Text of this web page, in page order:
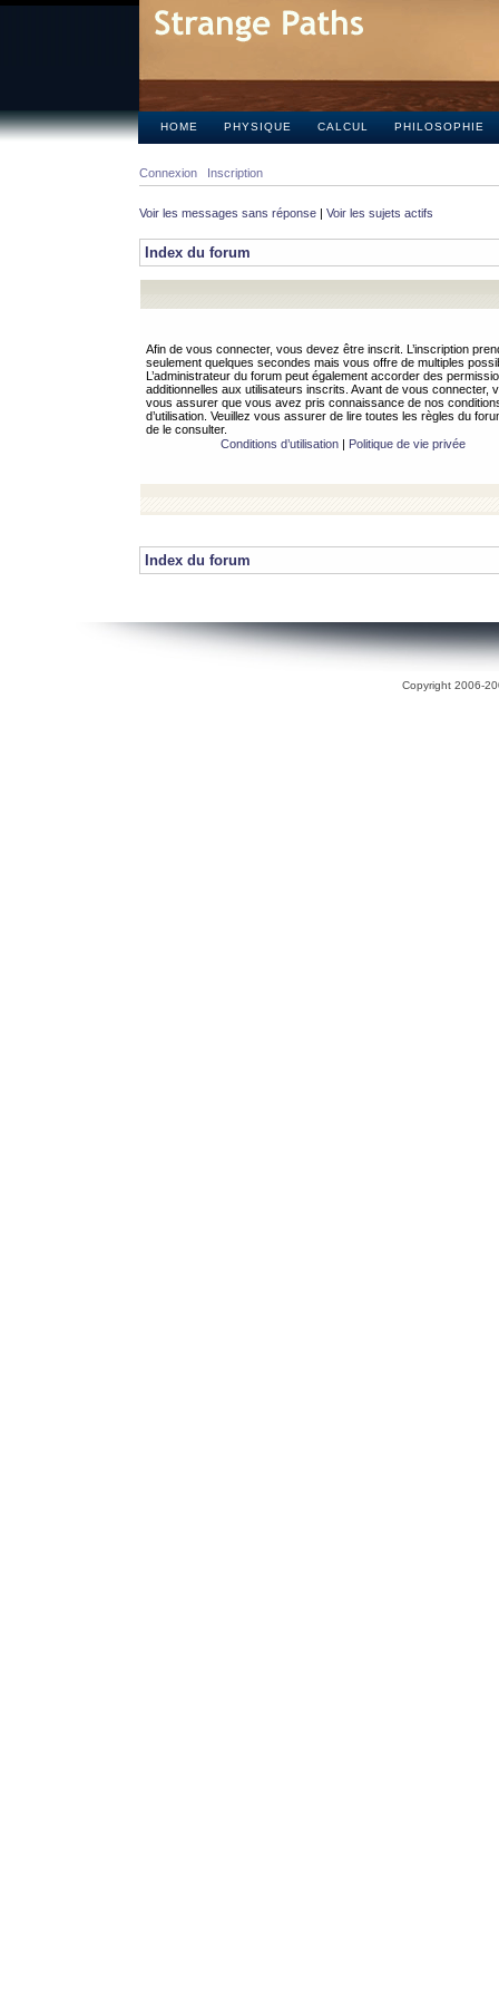
HOME PHYSIQUE CALCUL PHILOSOPHIE
Connexion Inscription
Voir les messages sans réponse | Voir les sujets actifs
Index du forum
Afin de vous connecter, vous devez être inscrit. L’inscription
seulement quelques secondes mais vous offre de multiples
L’administrateur du forum peut également accorder des
additionnelles aux utilisateurs inscrits. Avant de vous connecter,
vous assurer que vous avez pris connaissance de nos
d’utilisation. Veuillez vous assurer de lire toutes les règles du
de le consulter.
Conditions d’utilisation| Politique de vie privée
Index du forum
Copyright 2006-